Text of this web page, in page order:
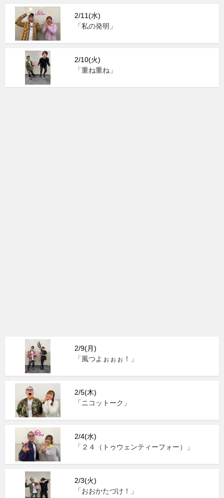
2/11(水)
「私の発明」
2/10(火)
「重ね重ね」
2/9(月)
「風つよぉぉぉ！」
2/5(木)
「ニコットーク」
2/4(水)
「２４（トゥウェンティーフォー）」
2/3(火)
「おおかたづけ！」